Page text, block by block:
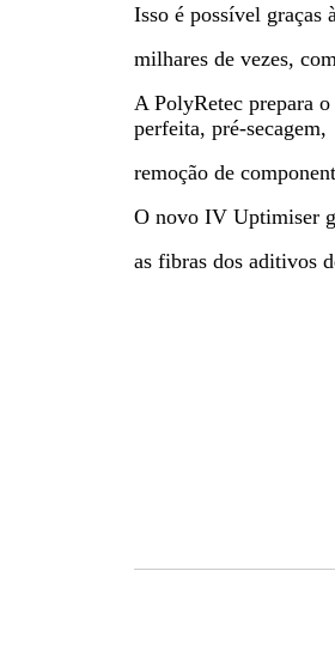
Isso é possível graças
milhares de vezes,
A PolyRetec prepara
perfeita, pré-secagem,
remoção de
O novo IV Uptimiser
as fibras dos aditivos